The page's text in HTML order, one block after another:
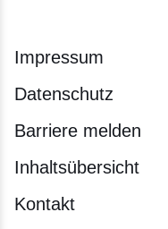
Impressum
Datenschutz
Barriere melden
Inhaltsübersicht
Kontakt